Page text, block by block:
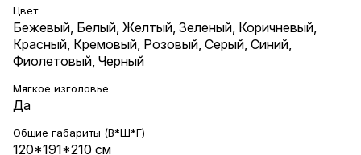
Цвет
Бежевый Белый Желтый Зеленый Коричневый
Красный Кремовый Розовый Серый Синий
Фиолетовый Черный
Мягкое изголовье
Да
Общие габариты (В*Ш*Г)
120*191*210 см